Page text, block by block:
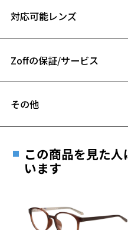
お気に入
B ブリッジ(鼻部分)の横幅：
対応可能レンズ
フレームとレンズの
Zoffの保証/サービス
安心1 フレーム１年
きます。
※保証期間内に交換が行われ
その他
ご希望のお客さまは、「レ
最寄りのZoff実店舗にてレ
※サングラスやパッケージ
談ください。
この商品を見た
います